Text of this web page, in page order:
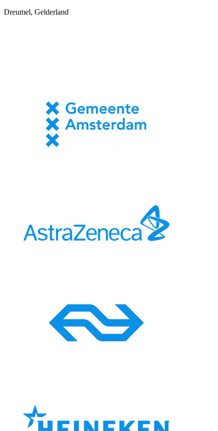
Dreumel, Gelderland